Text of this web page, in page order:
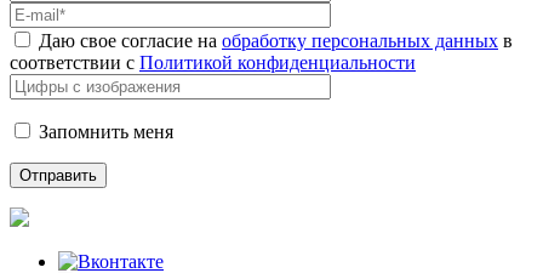
Даю свое согласие на обработку персональных данных в
соответствии с Политикой конфиденциальности
Запомнить меня